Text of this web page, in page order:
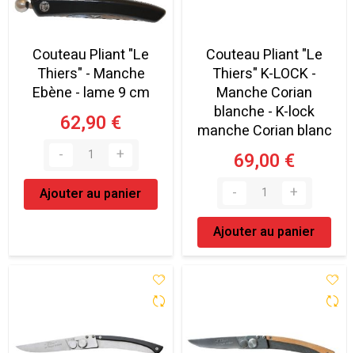
Couteau Pliant "Le
Thiers" - Manche
Ebène - lame 9 cm
62,90 €
Ajouter au panier
Couteau Pliant "Le
Thiers" K-LOCK -
Manche Corian
blanche - K-lock
manche Corian blanc
69,00 €
Ajouter au panier